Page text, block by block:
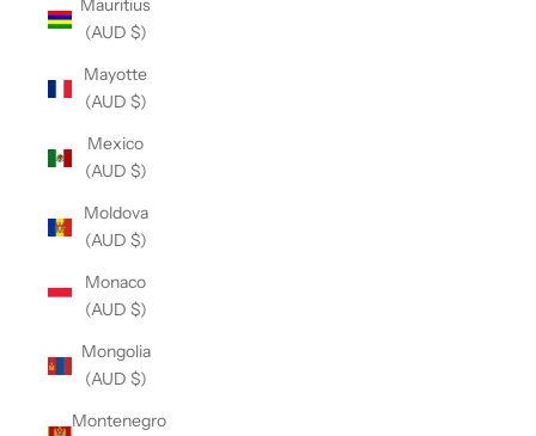
Mauritius
(AUD $)
Mayotte
(AUD $)
Mexico
(AUD $)
Moldova
(AUD $)
Monaco
(AUD $)
Mongolia
(AUD $)
Montenegro